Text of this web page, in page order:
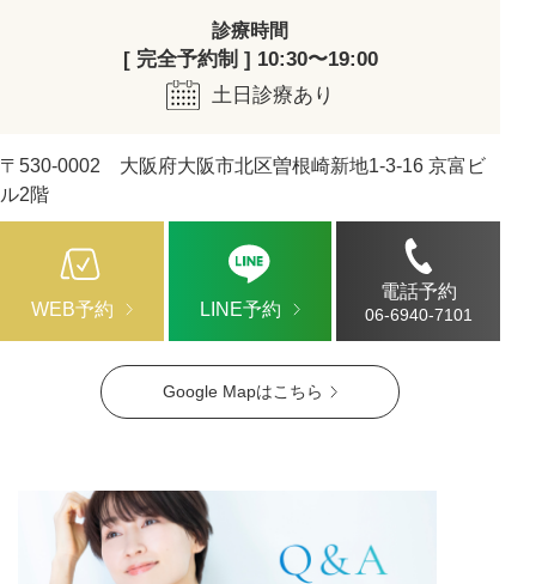
Google Mapはこちら
診療時間
[ 完全予約制 ] 10:30〜19:00
土日診療あり
〒530-0002 大阪府大阪市北区曽根崎新地1-3-16 京富ビ
ル2階
WEB予約 LINE予約
電話予約
06-6940-7101